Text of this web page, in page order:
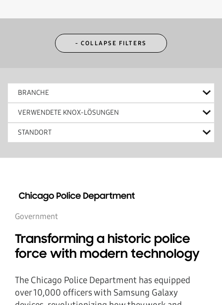
- COLLAPSE FILTERS
BRANCHE
VERWENDETE KNOX-LÖSUNGEN
STANDORT
Government
Transforming a historic police
force with modern technology
The Chicago Police Department has equipped
over 10,000 officers with Samsung Galaxy